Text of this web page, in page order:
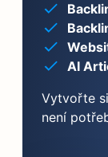
AI
Vytvořte
není